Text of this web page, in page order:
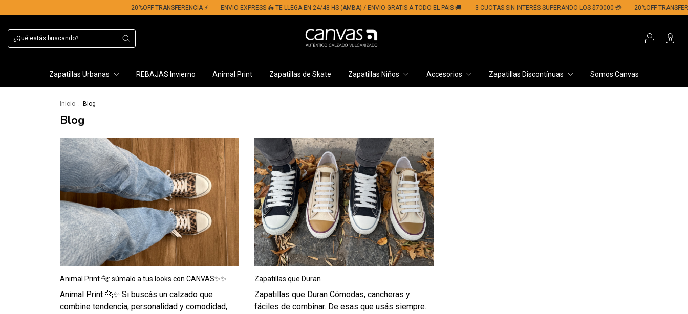
20%OFF TRANSFERENCIA ⚡​ ENVIO EXPRESS 🛵​ TE LLEGA EN 24/48 HS (AMBA) / ENVIO GRATIS A TODO EL PAIS 🚚 3 CUOTAS SIN INTERÉS SUPERANDO LOS $70000 💳​ 20%OFF
0
Zapatillas Urbanas REBAJAS Invierno Animal Print Zapatillas de Skate Zapatillas Niños Accesorios Zapatillas Discontínuas Somos Canvas
Inicio . Blog
Blog
Animal Print 🐆: súmalo a tus looks con CANVAS✨✨
Animal Print 🐆✨ Si buscás un calzado que
combine tendencia, personalidad y comodidad,
Zapatillas que Duran
Zapatillas que Duran Cómodas, cancheras y
fáciles de combinar. De esas que usás siempre.